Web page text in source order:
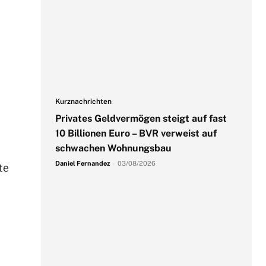
Kurznachrichten
Privates Geldvermögen steigt auf fast
10 Billionen Euro – BVR verweist auf
schwachen Wohnungsbau
Daniel Fernandez 03/08/2026